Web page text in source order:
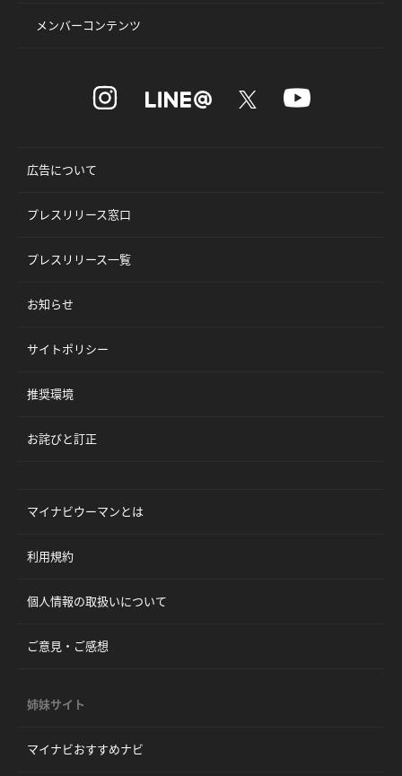
メンバーコンテンツ
広告について
プレスリリース窓口
プレスリリース一覧
お知らせ
サイトポリシー
推奨環境
お詫びと訂正
マイナビウーマンとは
利用規約
個人情報の取扱いについて
ご意見・ご感想
姉妹サイト
マイナビおすすめナビ